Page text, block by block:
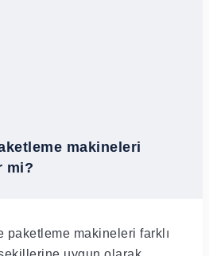
makineleri
mi?
paketleme makineleri farklı